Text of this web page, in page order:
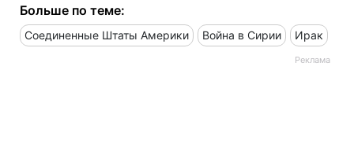
Больше по теме:
Соединенные Штаты Америки Война в Сирии Ирак